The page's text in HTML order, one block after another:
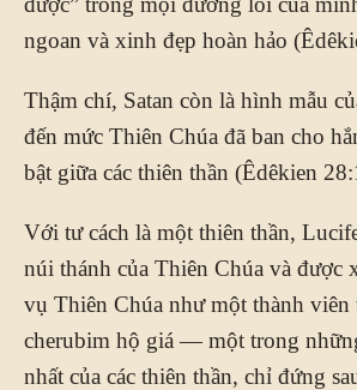
ngoan và xinh đẹp hoàn hảo
Thậm chí, Satan còn là hình mẫu
đến mức Thiên Chúa đã ban cho
bật giữa các thiên thần (Êdêkien
Với tư cách là một thiên thần,
núi thánh của Thiên Chúa và được
vụ Thiên Chúa như một thành viên
cherubim hộ giá — một trong
nhất của các thiên thần, chỉ đứng